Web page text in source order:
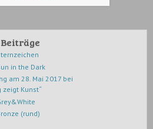
in the Dark
am 28. Mai 2017 bei
zeigt Kunst“
(rund)